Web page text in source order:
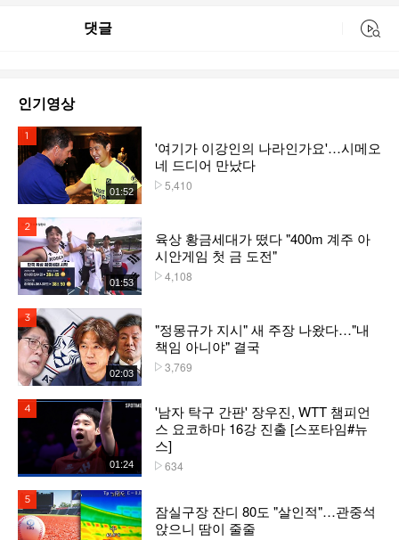
댓글
인기영상
01:52
'여기가 이강인의 나라인가요'…시메오
네 드디어 만났다
5,410
01:53
육상 황금세대가 떴다 "400m 계주 아
시안게임 첫 금 도전"
4,108
02:03
"정몽규가 지시" 새 주장 나왔다…"내
책임 아니야" 결국
3,769
01:24
'남자 탁구 간판' 장우진, WTT 챔피언
스 요코하마 16강 진출 [스포타임#뉴
스]
634
잠실구장 잔디 80도 "살인적"…관중석
앉으니 땀이 줄줄